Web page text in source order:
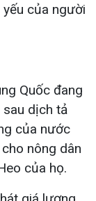
của người
Quốc đang
sau dịch tả
của nước
nông dân
của họ.